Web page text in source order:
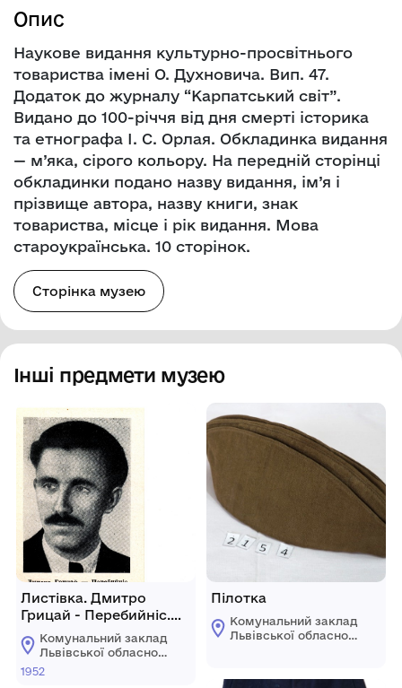
Опис
Наукове видання культурно-просвітнього
товариства імені О. Духновича. Вип. 47.
Додаток до журналу “Карпатський світ”.
Видано до 100-річчя від дня смерті історика
та етнографа І. С. Орлая. Обкладинка видання
— м’яка, сірого кольору. На передній сторінці
обкладинки подано назву видання, ім’я і
прізвище автора, назву книги, знак
товариства, місце і рік видання. Мова
староукраїнська. 10 сторінок.
Сторінка музею
Інші предмети музею
Листівка. Дмитро
Грицай - Перебийніс.
Закордонні Частини
Організації Українських
Націоналістів. 1952 р.
Комунальний заклад
Львівської обласної
ради "Львівський
1952
Пілотка
Комунальний заклад
Львівської обласної